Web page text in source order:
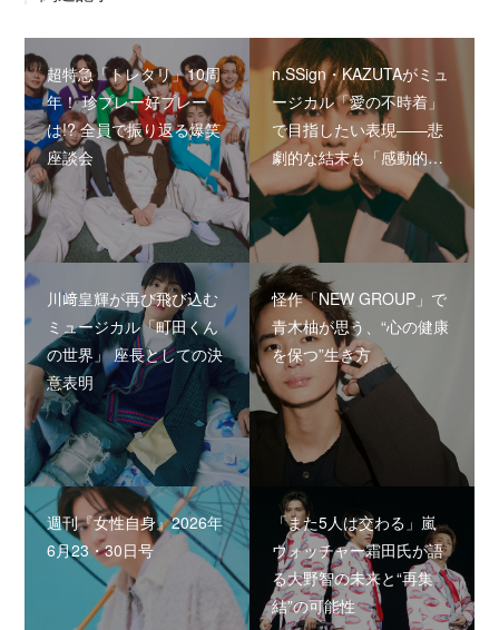
超特急「トレタリ」10周
年！ 珍プレー好プレー
は!? 全員で振り返る爆笑
座談会
n.SSign・KAZUTAがミュ
ージカル「愛の不時着」
で目指したい表現――悲
劇的な結末も「感動的…
川﨑皇輝が再び飛び込む
ミュージカル「町田くん
の世界」 座長としての決
意表明
怪作「NEW GROUP」で
青木柚が思う、“心の健康
を保つ”生き方
週刊『女性自身』2026年
6月23・30日号
「また5人は交わる」嵐
ウォッチャー霜田氏が語
る大野智の未来と“再集
結”の可能性